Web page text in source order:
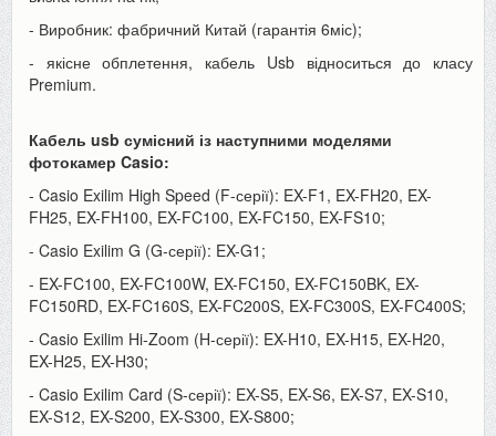
- Виробник: фабричний Китай (гарантія 6міс);
- якісне обплетення, кабель Usb відноситься до класу
Premium.
Кабель usb сумісний із наступними моделями
фотокамер Casio:
- Casio Exilim High Speed (F-серії): EX-F1, EX-FH20, EX-
FH25, EX-FH100, EX-FC100, EX-FC150, EX-FS10;
- Casio Exilim G (G-серії): EX-G1;
- EX-FC100, EX-FC100W, EX-FC150, EX-FC150BK, EX-
FC150RD, EX-FC160S, EX-FC200S, EX-FC300S, EX-FC400S;
- Casio Exilim Hi-Zoom (H-серії): EX-H10, EX-H15, EX-H20,
EX-H25, EX-H30;
- Casio Exilim Card (S-серії): EX-S5, EX-S6, EX-S7, EX-S10,
EX-S12, EX-S200, EX-S300, EX-S800;